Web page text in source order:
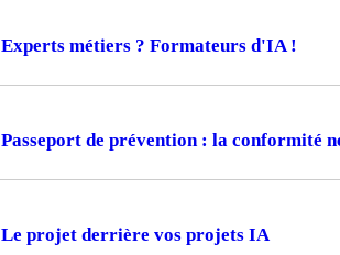
Experts métiers ? Formateurs d'IA !
Passeport de prévention : la conformité
Le projet derrière vos projets IA